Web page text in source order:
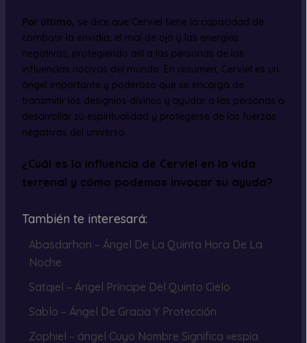
Por último, se dice que Cerviel tiene la capacidad de
combatir la envidia, el mal de ojo y las energías
negativas, protegiendo así a las personas de las
influencias nocivas del mundo. En resumen, Cerviel es un
ángel importante y poderoso que se encarga de
transmitir los designios divinos y ayudar a las personas a
desarrollar su espiritualidad y protegerse de las fuerzas
negativas del universo.
¿Cuál es la influencia de Cerviel en la vida
terrenal y cómo podemos invocar su ayuda?
También te interesará:
Abasdarhon – Ángel De La Quinta Hora De La
Noche
Satqiel – Ángel Príncipe Del Quinto Cielo
Sablo – Ángel De Gracia Y Protección
Zophiel – ángel Cuyo Nombre Significa «espía